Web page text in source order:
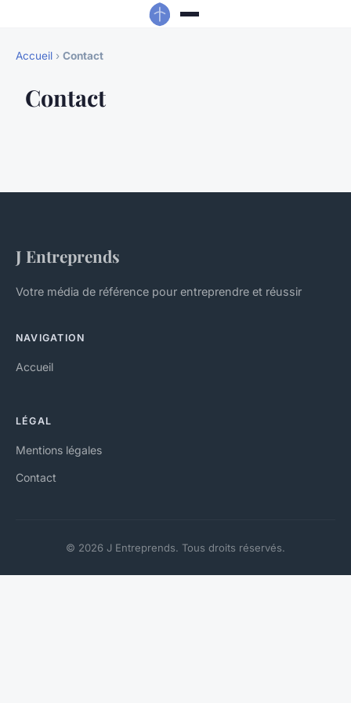
Accueil › Contact
Contact
J Entreprends
Votre média de référence pour entreprendre et réussir
NAVIGATION
Accueil
LÉGAL
Mentions légales
Contact
© 2026 J Entreprends. Tous droits réservés.